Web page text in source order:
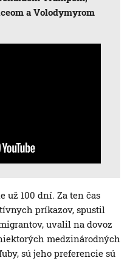
a Volodymyrom
už 100 dní. Za ten čas
príkazov, spustil
uvalil na dovoz
medzinárodných
sú jeho preferencie sú